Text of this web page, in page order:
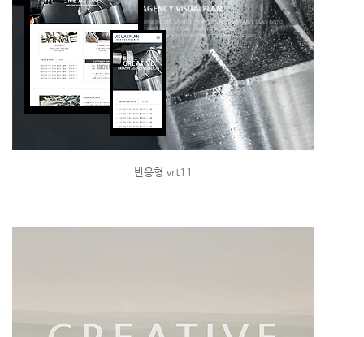
반응형 vrt11